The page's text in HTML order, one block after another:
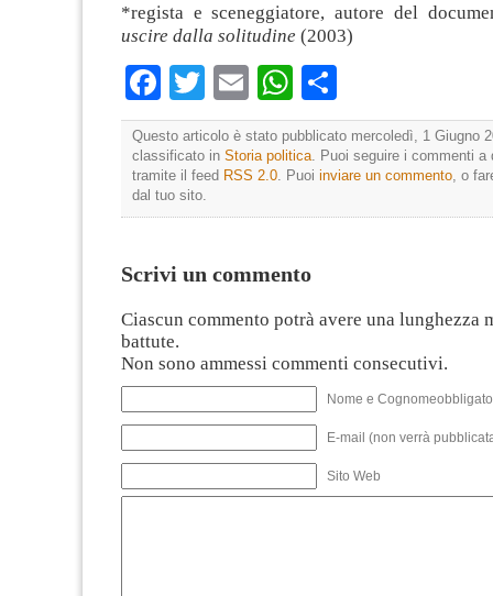
*regista e sceneggiatore, autore del
uscire dalla solitudine (2003)
Facebook
TwitterEmailWhatsApp
Questo articolo è stato pubblicato mercoledì, 1 Giugno
classificato in Storia politica . Puoi seguire i commenti
tramite il feed RSS 2.0 . Puoi inviare un commento , o
dal tuo sito.
Scrivi un commento
Ciascun commento potrà avere una lunghezza
battute.
Non sono ammessi commenti consecutivi.
Nome e
E-mail (non verrà
Sito Web